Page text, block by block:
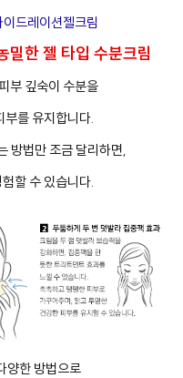
드레이션젤크림
밀한 젤 타입 수분크림
부 깊숙이 수분을
를 유지합니다.
방법만 조금 달리하면,
할 수 있습니다.
양한 방법으로